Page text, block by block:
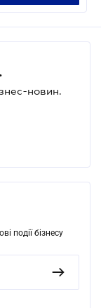
новин.
події бізнесу